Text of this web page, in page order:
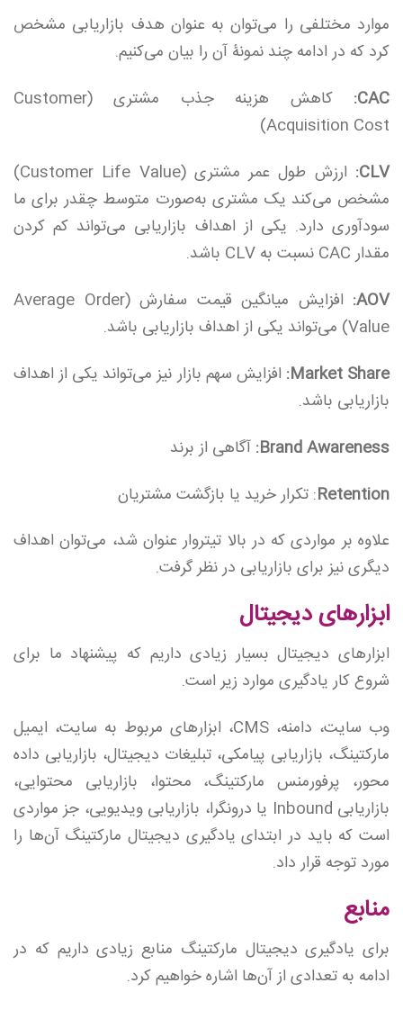
موارد مختلفی را می‌توان به عنوان هدف بازاریابی مشخص
کرد که در ادامه چند نمونۀ آن را بیان می‌کنیم.
CAC:
کاهش هزینه جذب مشتری (Customer
Acquisition Cost)
CLV:
ارزش طول عمر مشتری (Customer Life Value)
مشخص می‌کند یک مشتری به‌صورت متوسط چقدر برای ما
سودآوری دارد. یکی از اهداف بازاریابی می‌تواند کم کردن
مقدار CAC نسبت به CLV باشد.
AOV:
افزایش میانگین قیمت سفارش (Average Order
Value) می‌تواند یکی از اهداف بازاریابی باشد.
Market Share: افزایش سهم بازار نیز می‌تواند یکی از اهداف
بازاریابی باشد.
Brand Awareness: آگاهی از برند
Retention: تکرار خرید یا بازگشت مشتریان
علاوه بر مواردی که در بالا تیتروار عنوان شد، می‌توان اهداف
دیگری نیز برای بازاریابی در نظر گرفت.
ابزارهای دیجیتال
ابزارهای دیجیتال بسیار زیادی داریم که پیشنهاد ما برای
شروع کار یادگیری موارد زیر است.
وب سایت، دامنه، CMS، ابزارهای مربوط به سایت، ایمیل
مارکتینگ، بازاریابی پیامکی، تبلیغات دیجیتال، بازاریابی داده
محور، پرفورمنس مارکتینگ، محتوا، بازاریابی محتوایی،
بازاریابی Inbound یا درونگرا، بازاریابی ویدیویی، جز مواردی
است که باید در ابتدای یادگیری دیجیتال مارکتینگ آن‌ها را
مورد توجه قرار داد.
منابع
برای یادگیری دیجیتال مارکتینگ منابع زیادی داریم که در
ادامه به تعدادی از آن‌ها اشاره خواهیم کرد.